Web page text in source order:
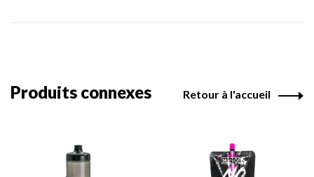
Produits connexes Retour à l'accueil